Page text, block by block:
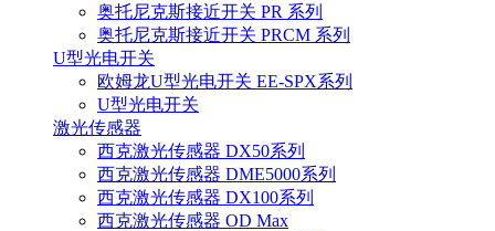
奥托尼克斯接近开关 PR 系列
奥托尼克斯接近开关 PRCM 系列
U型光电开关
欧姆龙U型光电开关 EE-SPX系列
U型光电开关
激光传感器
西克激光传感器 DX50系列
西克激光传感器 DME5000系列
西克激光传感器 DX100系列
西克激光传感器 OD Max